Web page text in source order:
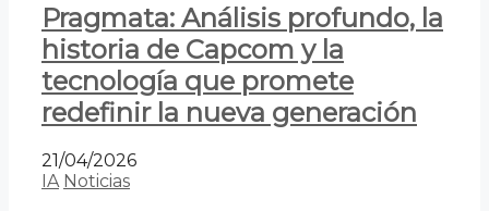
Pragmata: Análisis profundo, la
historia de Capcom y la
tecnología que promete
redefinir la nueva generación
21/04/2026
IA Noticias